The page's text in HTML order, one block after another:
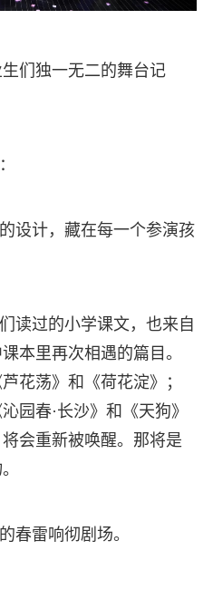
们独一无二的舞台记
设计，藏在每一个参演孩
读过的小学课文，也来自
本里再次相遇的篇目。
花荡》和《荷花淀》；
园春·长沙》和《天狗》
会重新被唤醒。那将是
春雷响彻剧场。